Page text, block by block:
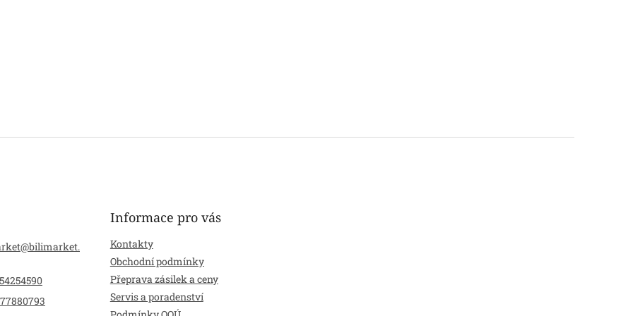
@bilimarket.
Informace pro vás
Kontakty
Obchodní podmínky
Přeprava zásilek a ceny
Servis a poradenství